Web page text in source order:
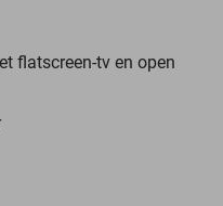
flatscreen-tv en open